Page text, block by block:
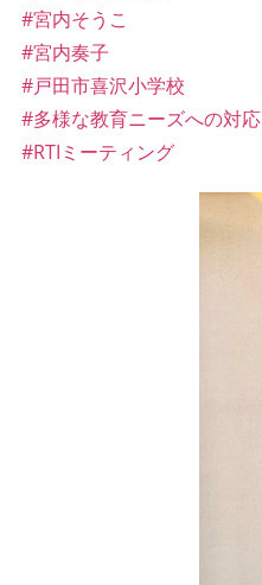
#宮内そうこ
#宮内奏子
#戸田市喜沢小学校
#多様な教育ニーズへの対応
#RTIミーティング